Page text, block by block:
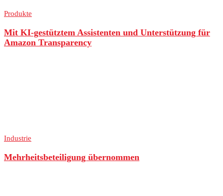
Produkte
Mit KI-gestütztem Assistenten und Unterstützung für
Amazon Transparency
Industrie
Mehrheitsbeteiligung übernommen